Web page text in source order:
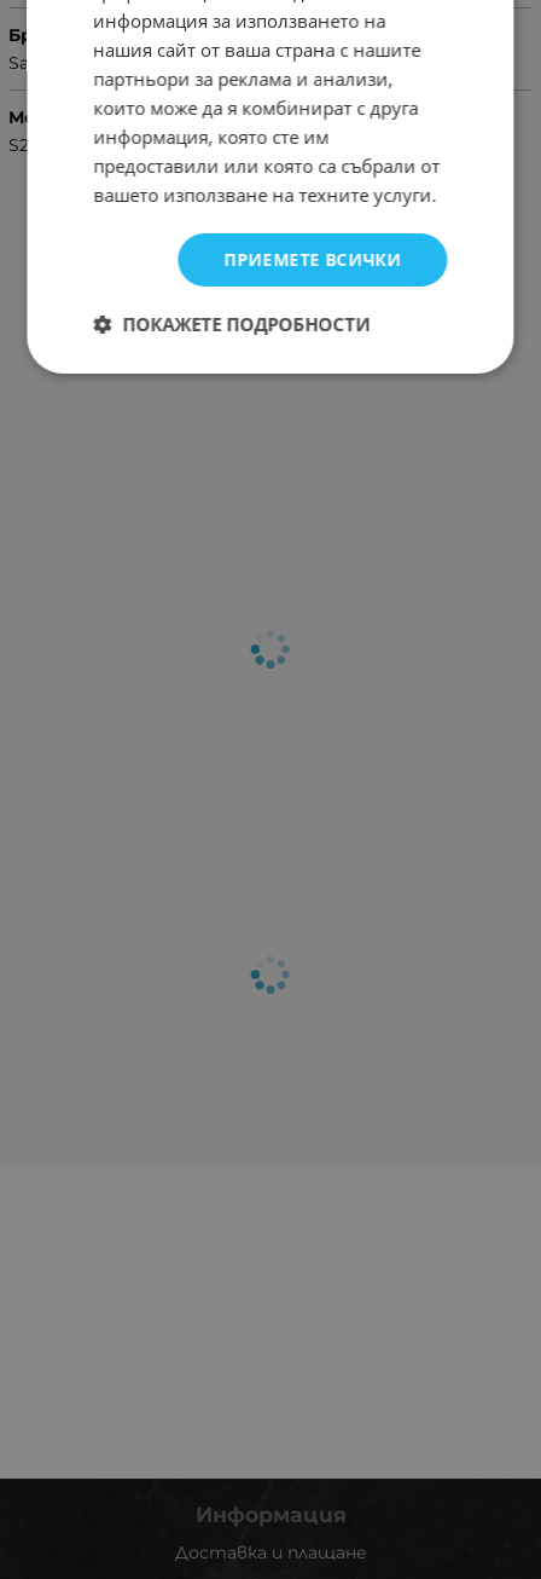
Бранд
Samsung
Модел Телефон
S22 Plus
Информация
Доставка и плащане
информация за използването на
нашия сайт от ваша страна с нашите
партньори за реклама и анализи,
които може да я комбинират с друга
информация, която сте им
предоставили или която са събрали от
вашето използване на техните услуги.
ПРИЕМЕТЕ ВСИЧКИ
ПОКАЖЕТЕ ПОДРОБНОСТИ